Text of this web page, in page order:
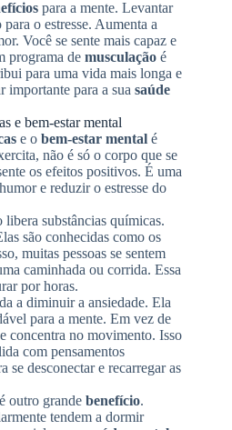
para a mente. Levantar
o estresse. Aumenta a
Você se sente mais capaz e
programa de musculação é
para uma vida mais longa e
importante para a sua saúde
e bem-estar mental
e o bem-estar mental é
não é só o corpo que se
os efeitos positivos. É uma
e reduzir o estresse do
libera substâncias químicas.
são conhecidas como os
muitas pessoas se sentem
caminhada ou corrida. Essa
por horas.
a diminuir a ansiedade. Ela
para a mente. Em vez de
concentra no movimento. Isso
com pensamentos
se desconectar e recarregar as
outro grande benefício.
tendem a dormir